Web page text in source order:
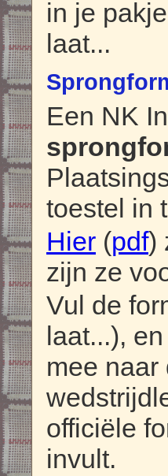
in je
laat...
Een NK
toestel in
Hier (pdf)
zijn ze
Vul de
laat...),
mee
officiële
invult.